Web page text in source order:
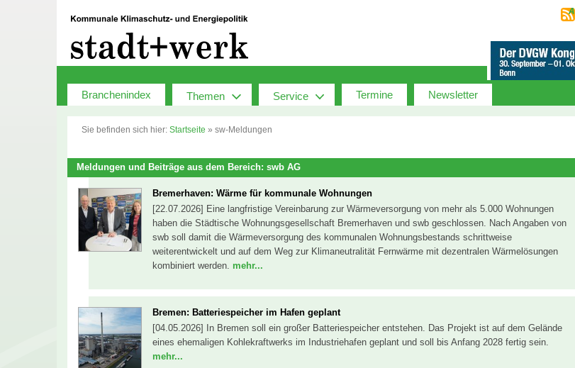
Branchenindex Themen Service Termine Newsletter
Sie befinden sich hier: Startseite » sw-Meldungen
Meldungen und Beiträge aus dem Bereich: swb AG
Bremerhaven: Wärme für kommunale Wohnungen
[22.07.2026] Eine langfristige Vereinbarung zur Wärmeversorgung von mehr als 5.000 Wohnungen
haben die Städtische Wohnungsgesellschaft Bremerhaven und swb geschlossen. Nach Angaben von
swb soll damit die Wärmeversorgung des kommunalen Wohnungsbestands schrittweise
weiterentwickelt und auf dem Weg zur Klimaneutralität Fernwärme mit dezentralen Wärmelösungen
kombiniert werden. mehr...
Bremen: Batteriespeicher im Hafen geplant
[04.05.2026] In Bremen soll ein großer Batteriespeicher entstehen. Das Projekt ist auf dem Gelände
eines ehemaligen Kohlekraftwerks im Industriehafen geplant und soll bis Anfang 2028 fertig sein.
mehr...